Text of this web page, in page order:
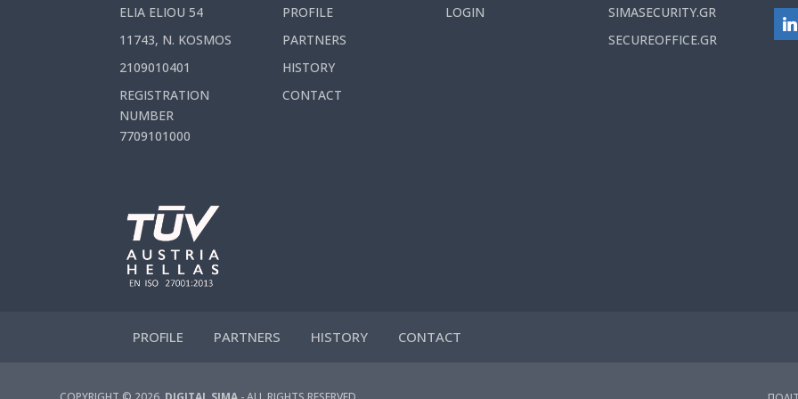
ELIA ELIOU 54
11743, N. KOSMOS
2109010401
REGISTRATION
NUMBER
7709101000
PROFILE
PARTNERS
HISTORY
CONTACT
LOGIN
SIMASECURITY.GR
SECUREOFFICE.GR
PROFILE PARTNERS HISTORY CONTACT